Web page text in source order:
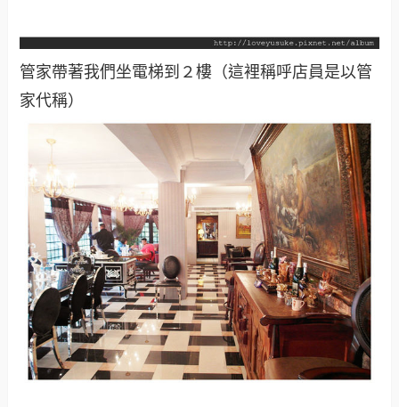
管家帶著我們坐電梯到２樓（這裡稱呼店員是以管
家代稱）